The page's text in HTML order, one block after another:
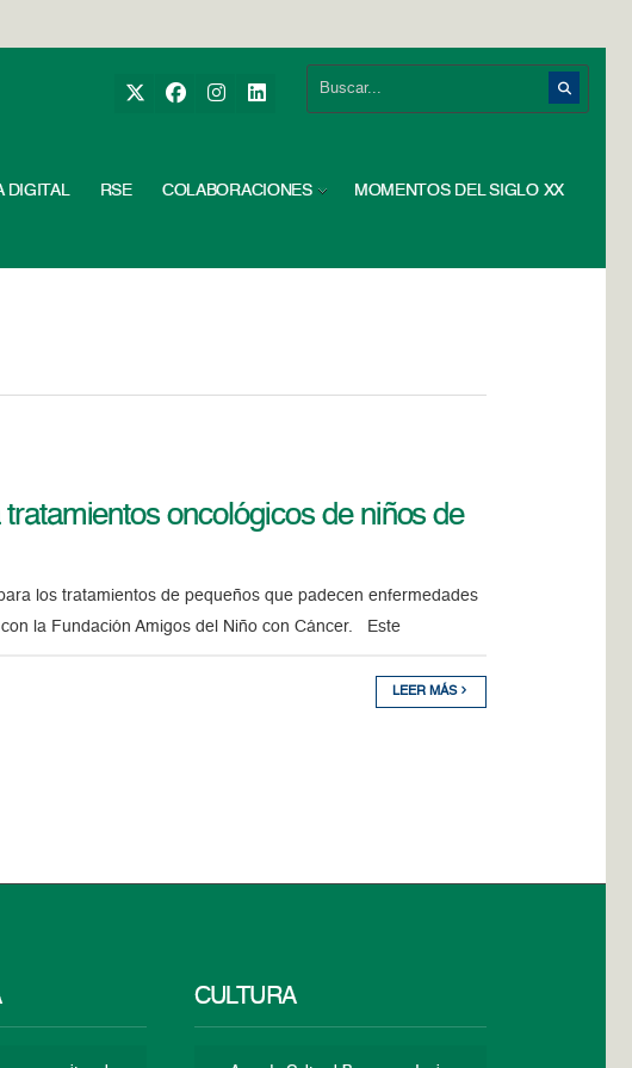
DIGITAL RSE COLABORACIONES MOMENTOS DEL SIGLO XX
oncológicos de niños de
los tratamientos de pequeños que padecen enfermedades
la Fundación Amigos del Niño con Cáncer. Este
LEER MÁS
CULTURA